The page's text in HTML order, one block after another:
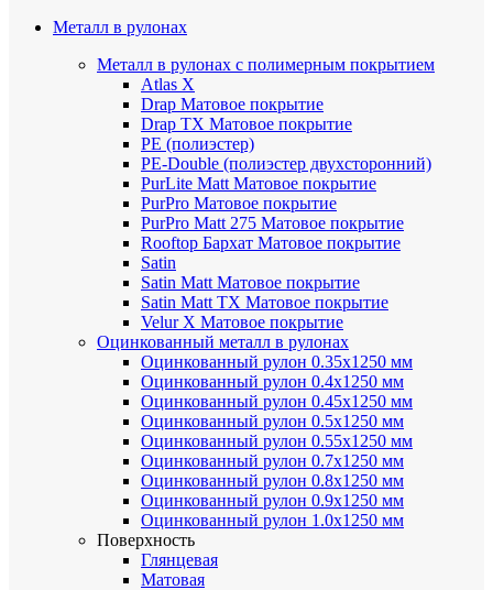
Металл в рулонах
Металл в рулонах с полимерным покрытием
Atlas X
Drap Матовое покрытие
Drap TX Матовое покрытие
PE (полиэстер)
PE-Double (полиэстер двухсторонний)
PurLite Мatt Матовое покрытие
PurPro Матовое покрытие
PurPro Matt 275 Матовое покрытие
Rooftop Бархат Матовое покрытие
Satin
Satin Мatt Матовое покрытие
Satin Matt TX Матовое покрытие
Velur X Матовое покрытие
Оцинкованный металл в рулонах
Оцинкованный рулон 0.35х1250 мм
Оцинкованный рулон 0.4х1250 мм
Оцинкованный рулон 0.45х1250 мм
Оцинкованный рулон 0.5х1250 мм
Оцинкованный рулон 0.55х1250 мм
Оцинкованный рулон 0.7х1250 мм
Оцинкованный рулон 0.8х1250 мм
Оцинкованный рулон 0.9х1250 мм
Оцинкованный рулон 1.0х1250 мм
Поверхность
Глянцевая
Матовая